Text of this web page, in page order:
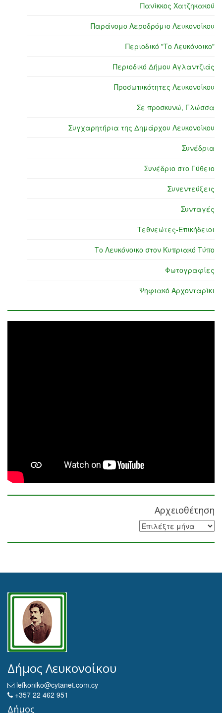
Πανίκκος Χατζηκακού
Παράνομο Αεροδρόμιο Λευκονοίκου
Περιοδικό "Το Λευκόνοικο"
Περιοδικό Δήμου Αγλαντζιάς
Προσωπικότητες Λευκονοίκου
Σε προσκυνώ, Γλώσσα
Συγχαρητήρια της Δημάρχου Λευκονοίκου
Συνέδρια
Συνέδριο στο Γύθειο
Συνεντεύξεις
Συνταγές
Τεθνεώτες-Επικήδειοι
Το Λευκόνοικο στον Κυπριακό Τύπο
Φωτογραφίες
Ψηφιακό Αρχονταρίκι
Αρχειοθέτηση
Αρχειοθέτηση
Δήμος Λευκονοίκου
lefkoniko@cytanet.com.cy
+357 22 462 951
Δήμος